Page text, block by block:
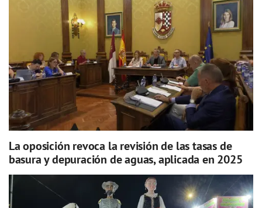
La oposición revoca la revisión de las tasas de
basura y depuración de aguas, aplicada en 2025